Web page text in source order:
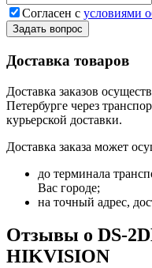
Согласен с условиями
Задать вопрос
Доставка товаров
Доставка заказов
Петербурге через
курьерской доставки.
Доставка заказа может
до терминала
Вас городе;
на точный адрес,
Отзывы о DS-
HIKVISION